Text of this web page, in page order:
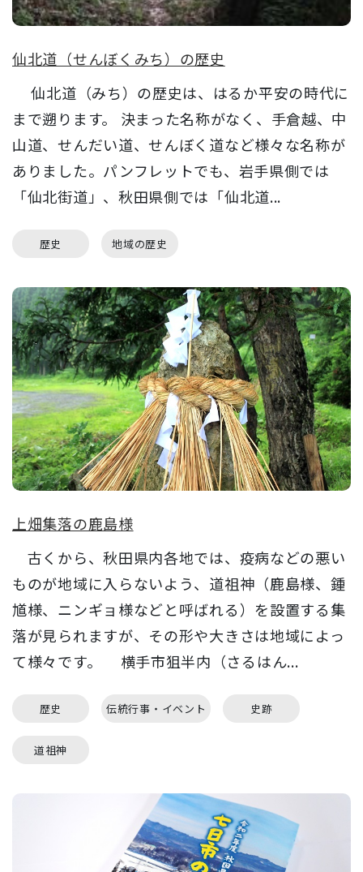
仙北道（せんぼくみち）の歴史
仙北道（みち）の歴史は、はるか平安の時代に
まで遡ります。 決まった名称がなく、手倉越、中
山道、せんだい道、せんぼく道など様々な名称が
ありました。パンフレットでも、岩手県側では
「仙北街道」、秋田県側では「仙北道...
歴史 地域の歴史
上畑集落の鹿島様
古くから、秋田県内各地では、疫病などの悪い
ものが地域に入らないよう、道祖神（鹿島様、鍾
馗様、ニンギョ様などと呼ばれる）を設置する集
落が見られますが、その形や大きさは地域によっ
て様々です。 横手市狙半内（さるはん...
歴史 伝統行事・イベント 史跡
道祖神